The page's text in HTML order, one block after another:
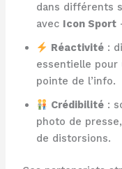
dans différents
avec Icon Sport
Réactivité :
essentielle pour
pointe de l’info.
Crédibilité :
photo de
de distorsions.